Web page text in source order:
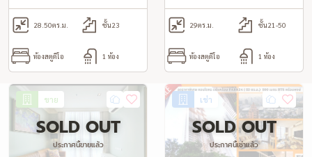
28.50ตร.ม. ชั้น23
ห้องสตูดิโอ 1 ห้อง
29ตร.ม. ชั้น21-50
ห้องสตูดิโอ 1 ห้อง
ขาย
SOLD OUT
ประกาศนี้ขายแล้ว
เช่า
SOLD OUT
ประกาศนี้เช่าแล้ว